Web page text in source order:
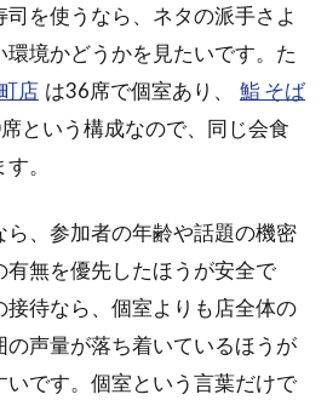
を使うなら、ネタの派手さよ
環境かどうかを見たいです。た
店 は36席で個室あり、
鮨 そば
という構成なので、同じ会食
。
ら、参加者の年齢や話題の機密
無を優先したほうが安全で
待なら、個室よりも店全体の
の声量が落ち着いているほうが
です。個室という言葉だけで